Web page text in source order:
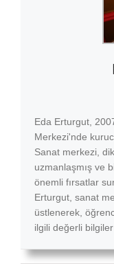
Eda Erturgut,
Merkezi'nde
Sanat merkezi,
uzmanlaşmış ve
önemli fırsatlar
Erturgut, sanat
üstlenerek,
ilgili değerli bilgiler